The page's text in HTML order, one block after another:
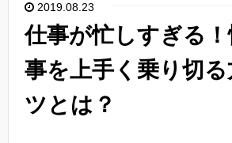
2019.08.23
仕事が忙しすぎる
事を上手く乗り切る
ツとは？